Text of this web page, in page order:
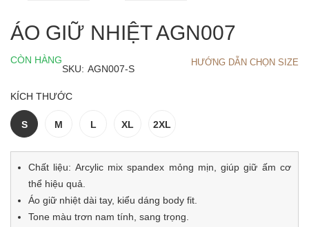
ÁO GIỮ NHIỆT AGN007
CÒN HÀNG HƯỚNG DẪN CHỌN SIZE
SKU: AGN007-S
KÍCH THƯỚC
S M L XL 2XL
Chất liệu: Arcylic mix spandex mỏng mịn, giúp giữ ấm cơ
thể hiệu quả.
Áo giữ nhiệt dài tay, kiểu dáng body fit.
Tone màu trơn nam tính, sang trọng.